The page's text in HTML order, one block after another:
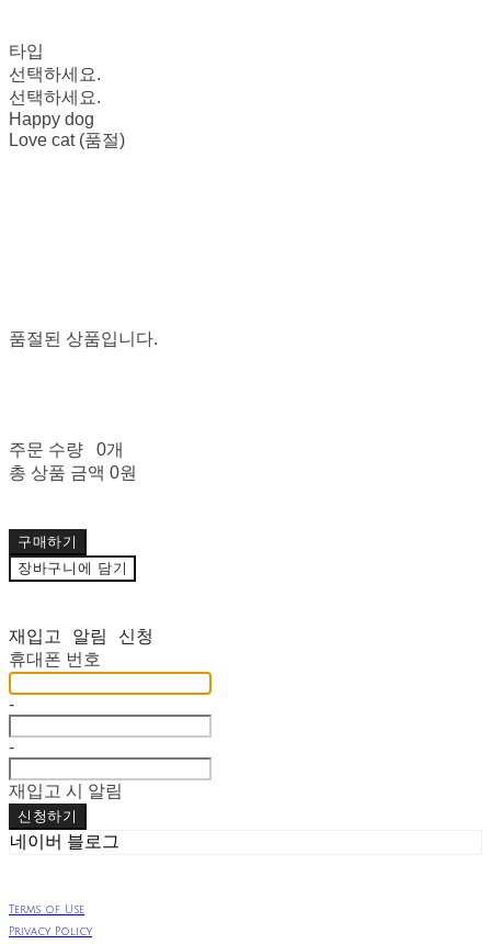
타입
선택하세요.
선택하세요.
Happy dog
Love cat (품절)
품절된 상품입니다.
주문 수량
0개
총 상품 금액 0원
구매하기
장바구니에 담기
재입고 알림 신청
휴대폰 번호
-
-
재입고 시 알림
신청하기
네이버 블로그
Terms of Use
Privacy Policy